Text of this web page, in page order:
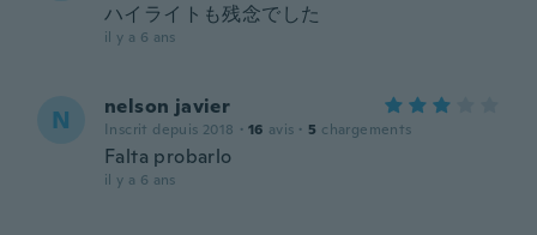
ハイライトも残念でした
il y a 6 ans
N nelson javier
Inscrit depuis 2018 · 16 avis · 5 chargements
Falta probarlo
il y a 6 ans